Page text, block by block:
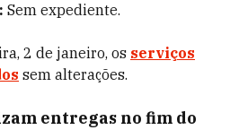
Sem expediente.
2 de janeiro, os serviços
sem alterações.
entregas no fim do